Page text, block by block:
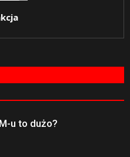
u to dużo?